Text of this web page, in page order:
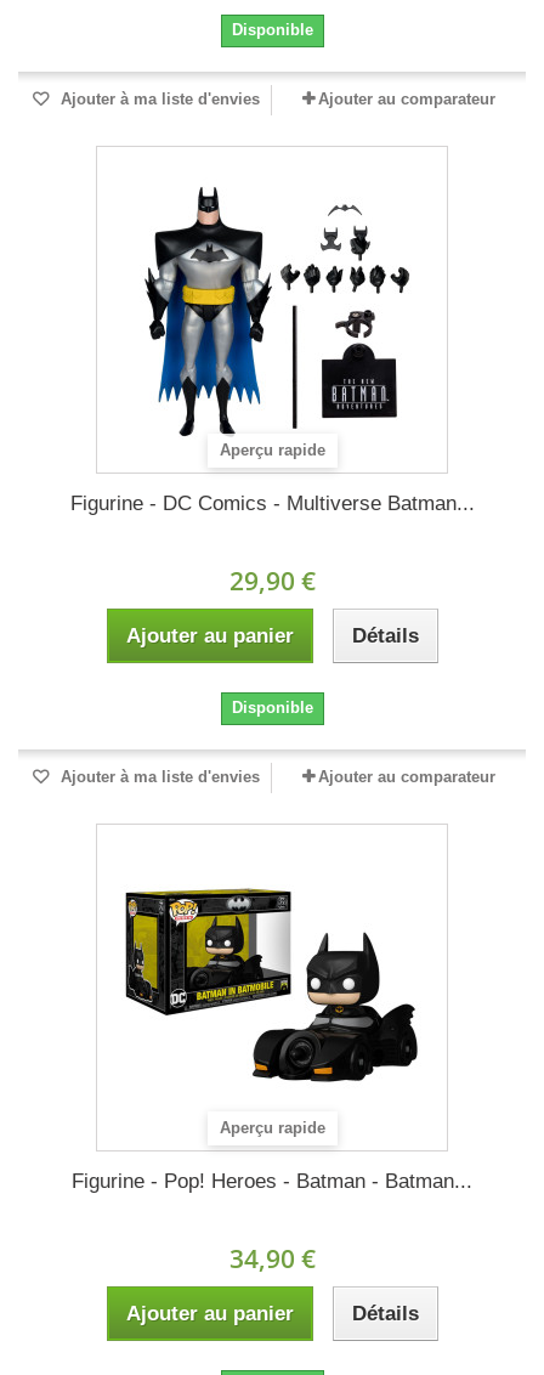
Disponible
Ajouter à ma liste d'envies Ajouter au comparateur
Aperçu rapide
Figurine - DC Comics - Multiverse Batman...
29,90 €
Ajouter au panier Détails
Disponible
Ajouter à ma liste d'envies Ajouter au comparateur
Aperçu rapide
Figurine - Pop! Heroes - Batman - Batman...
34,90 €
Ajouter au panier Détails